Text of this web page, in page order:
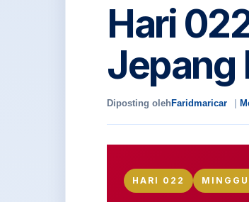
Hari
Jepang
Diposting oleh Faridmaricar
HARI 022